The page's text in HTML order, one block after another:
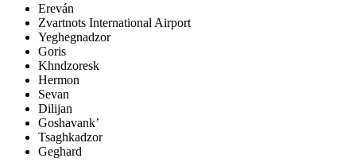
Ereván
Zvartnots International Airport
Yeghegnadzor
Goris
Khndzoresk
Hermon
Sevan
Dilijan
Goshavank’
Tsaghkadzor
Geghard